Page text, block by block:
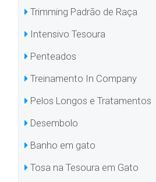
Trimming Padrão de Raça
Intensivo Tesoura
Penteados
Treinamento In Company
Pelos Longos e Tratamentos
Desembolo
Banho em gato
Tosa na Tesoura em Gato